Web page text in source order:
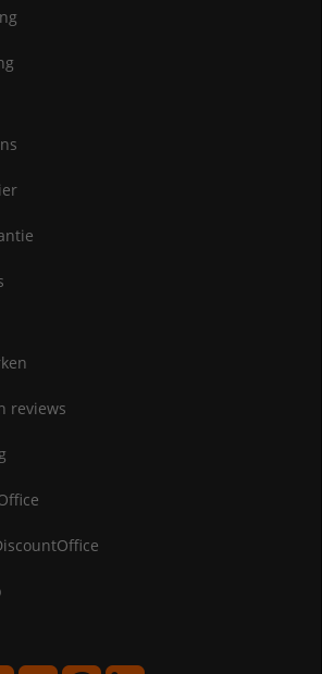
reviews